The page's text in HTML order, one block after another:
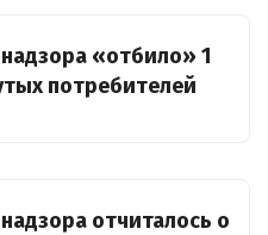
«отбило» 1
потребителей
отчиталось о